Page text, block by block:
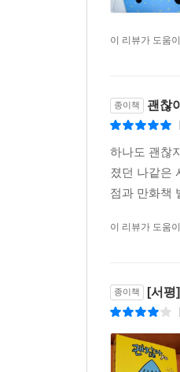
이 리뷰가 도움
종이책 괜찮
하나도 괜찮
졌던 나같은
점과 만화책
이 리뷰가 도움
종이책 [서